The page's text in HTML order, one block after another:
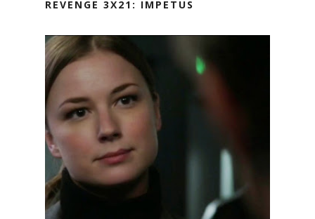
REVENGE 3X21: IMPETUS